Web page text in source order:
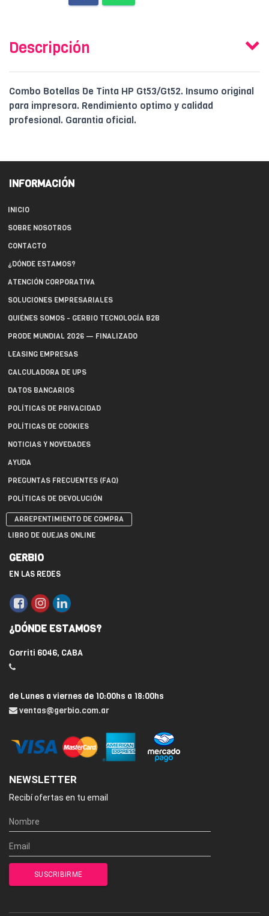
Descripción
Combo Botellas De Tinta HP Gt53/Gt52. Insumo original
para impresora. Rendimiento optimo y calidad
profesional. Garantia oficial.
INFORMACIÓN
INICIO
SOBRE NOSOTROS
CONTACTO
¿DÓNDE ESTAMOS?
ATENCIÓN CORPORATIVA
SOLUCIONES EMPRESARIALES
QUIÉNES SOMOS - GERBIO TECNOLOGÍA B2B
PRODE MUNDIAL 2026 — FINALIZADO
LEASING EMPRESAS
CALCULADORA DE UPS
DATOS BANCARIOS
POLÍTICAS DE PRIVACIDAD
POLÍTICAS DE COOKIES
NOTICIAS Y NOVEDADES
AYUDA
PREGUNTAS FRECUENTES (FAQ)
POLÍTICAS DE DEVOLUCIÓN
ARREPENTIMIENTO DE COMPRA
LIBRO DE QUEJAS ONLINE
GERBIO
EN LAS REDES
¿DÓNDE ESTAMOS?
Gorriti 6046, CABA
de Lunes a viernes de 10:00hs a 18:00hs
ventas@gerbio.com.ar
NEWSLETTER
Recibí ofertas en tu email